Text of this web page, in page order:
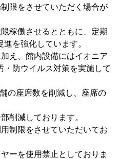
限をさせていただく場合が
稼働させるとともに、定期
を強化しています。
え、館内設備にはイオニア
・防ウイルス対策を実施して
の座席数を削減し、座席の
削減しております。
制限をさせていただいてお
ーを使用禁止としておりま